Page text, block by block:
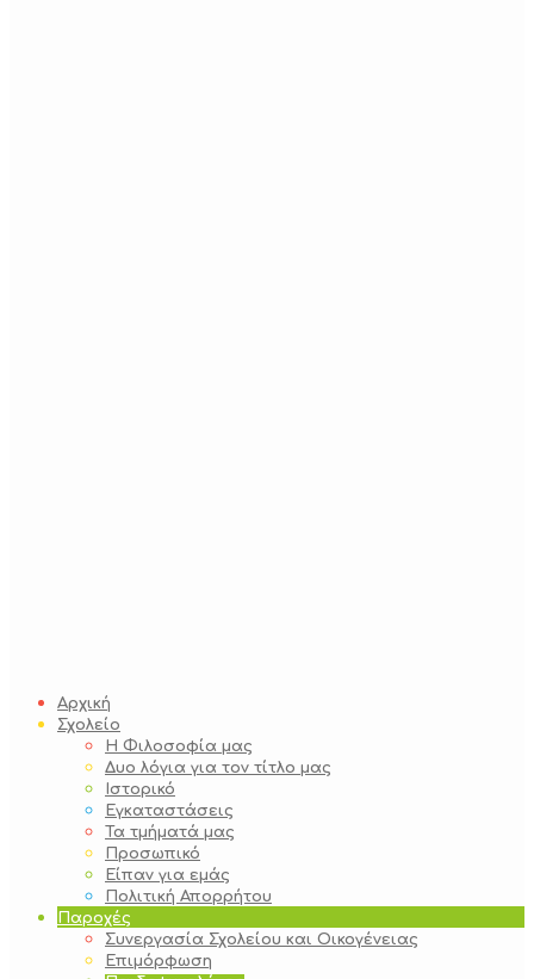
Αρχική
Σχολείο
Η Φιλοσοφία μας
Δυο λόγια για τον τίτλο μας
Ιστορικό
Εγκαταστάσεις
Τα τμήματά μας
Προσωπικό
Είπαν για εμάς
Πολιτική Απορρήτου
Παροχές
Συνεργασία Σχολείου και Οικογένειας
Επιμόρφωση